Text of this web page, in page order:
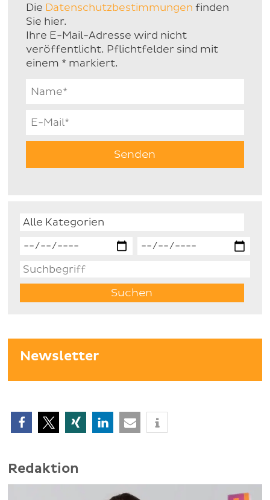
Die Datenschutzbestimmungen finden
Sie hier.
Ihre E-Mail-Adresse wird nicht
veröffentlicht. Pflichtfelder sind mit
einem * markiert.
Newsletter
Redaktion